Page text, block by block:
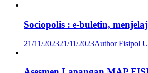
Sociopolis : e-buletin,
21/11/202321/11/2023Author Fisipol